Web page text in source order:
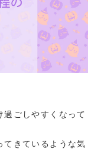
ごしやすくなって
てきているような気